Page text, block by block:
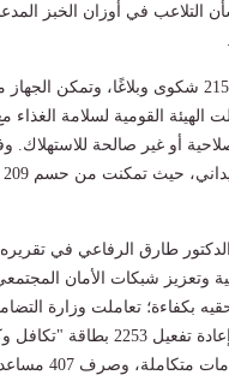
شكوى وبلاغًا بشأن التلاعب في أوزان
أو غير صالحة للاستهلاك.
الدكتور طارق الرفاعي في
وتعزيز شبكات الأمان
وطلبًا وبلاغًا. وفي هذا الشأن؛ تم
وإنهاء إجراءات